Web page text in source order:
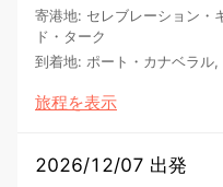
寄港地: セレブレーション・
ド・ターク
到着地: ポート・カナベラル
旅程を表示
2026/12/07 出発